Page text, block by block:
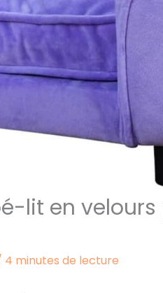
lit en
4 minutes de lecture